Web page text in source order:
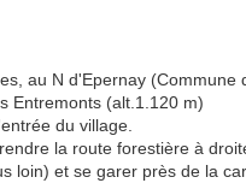
au N d'Epernay (Commune
Entremonts (alt.1.120 m)
du village.
la route forestière à
loin) et se garer près de la